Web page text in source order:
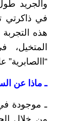
والجريد
في ذاكرتي
هذه
ـ ماذا عن
ـ موجودة في
من خلال